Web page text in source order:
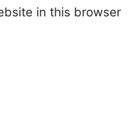
in this browser